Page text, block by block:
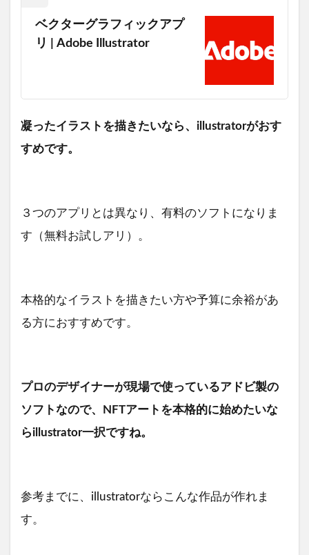
ベクターグラフィックアプ
リ | Adobe Illustrator
凝ったイラストを描きたいなら、illustratorがおす
すめです。
３つのアプリとは異なり、有料のソフトになりま
す（無料お試しアリ）。
本格的なイラストを描きたい方や予算に余裕があ
る方におすすめです。
プロのデザイナーが現場で使っているアドビ製の
ソフトなので、NFTアートを本格的に始めたいな
らillustrator一択ですね。
参考までに、illustratorならこんな作品が作れま
す。